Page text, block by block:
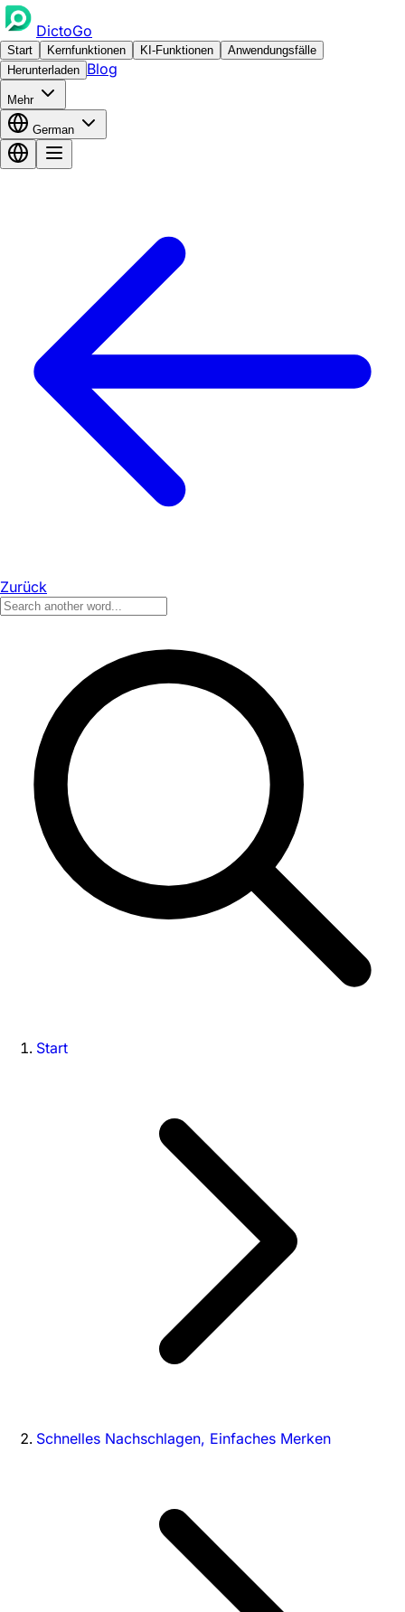
DictoGo
Start Kernfunktionen KI-Funktionen
Anwendungsfälle
Herunterladen Blog
Mehr
German
Zurück
Start
Schnelles Nachschlagen, Einfaches Merken